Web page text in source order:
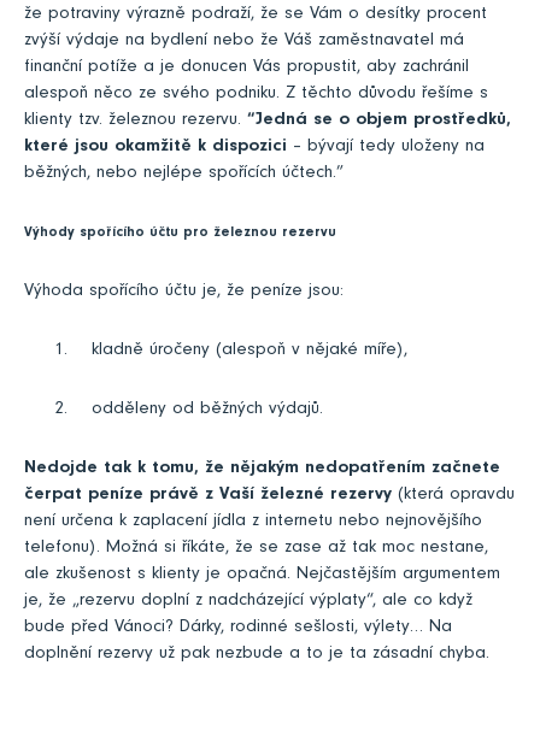
že potraviny výrazně podraží, že se Vám o desítky procent
zvýší výdaje na bydlení nebo že Váš zaměstnavatel má
finanční potíže a je donucen Vás propustit, aby zachránil
alespoň něco ze svého podniku. Z těchto důvodu řešíme s
klienty tzv. železnou rezervu. “Jedná se o objem prostředků,
které jsou okamžitě k dispozici – bývají tedy uloženy na
běžných, nebo nejlépe spořících účtech.”
Výhody spořícího účtu pro železnou rezervu
Výhoda spořícího účtu je, že peníze jsou:
1. kladně úročeny (alespoň v nějaké míře),
2. odděleny od běžných výdajů.
Nedojde tak k tomu, že nějakým nedopatřením začnete
čerpat peníze právě z Vaší železné rezervy (která opravdu
není určena k zaplacení jídla z internetu nebo nejnovějšího
telefonu). Možná si říkáte, že se zase až tak moc nestane,
ale zkušenost s klienty je opačná. Nejčastějším argumentem
je, že „rezervu doplní z nadcházející výplaty“, ale co když
bude před Vánoci? Dárky, rodinné sešlosti, výlety… Na
doplnění rezervy už pak nezbude a to je ta zásadní chyba.